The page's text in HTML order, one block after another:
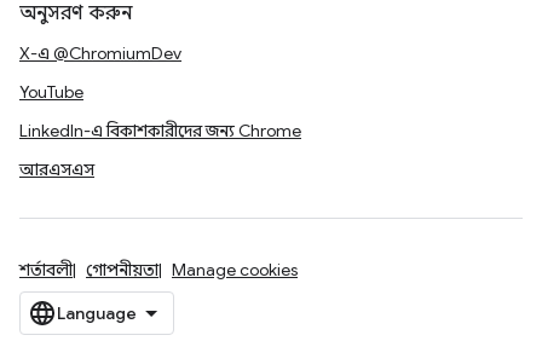
অনুসরণ করুন
X-এ @ChromiumDev
YouTube
LinkedIn-এ বিকাশকারীদের জন্য Chrome
আরএসএস
শর্তাবলী গোপনীয়তা Manage cookies